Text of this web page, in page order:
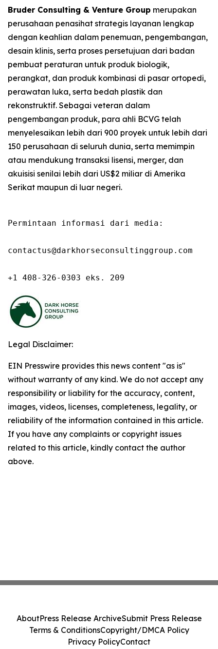
Bruder Consulting & Venture Group merupakan
perusahaan penasihat strategis layanan lengkap
dengan keahlian dalam penemuan, pengembangan,
desain klinis, serta proses persetujuan dari badan
pembuat peraturan untuk produk biologik,
perangkat, dan produk kombinasi di pasar ortopedi,
perawatan luka, serta bedah plastik dan
rekonstruktif. Sebagai veteran dalam
pengembangan produk, para ahli BCVG telah
menyelesaikan lebih dari 900 proyek untuk lebih dari
150 perusahaan di seluruh dunia, serta memimpin
atau mendukung transaksi lisensi, merger, dan
akuisisi senilai lebih dari US$2 miliar di Amerika
Serikat maupun di luar negeri.
Permintaan informasi dari media:
contactus@darkhorseconsultinggroup.com
+1 408-326-0303 eks. 209
Legal Disclaimer:
EIN Presswire provides this news content "as is"
without warranty of any kind. We do not accept any
responsibility or liability for the accuracy, content,
images, videos, licenses, completeness, legality, or
reliability of the information contained in this article.
If you have any complaints or copyright issues
related to this article, kindly contact the author
above.
AboutPress Release ArchiveSubmit Press Release
Terms & ConditionsCopyright/DMCA Policy
Privacy PolicyContact